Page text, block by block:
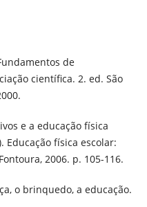
Fundamentos de
científica. 2. ed. São
e a educação física
Educação física escolar:
2006. p. 105-116.
o brinquedo, a educação.